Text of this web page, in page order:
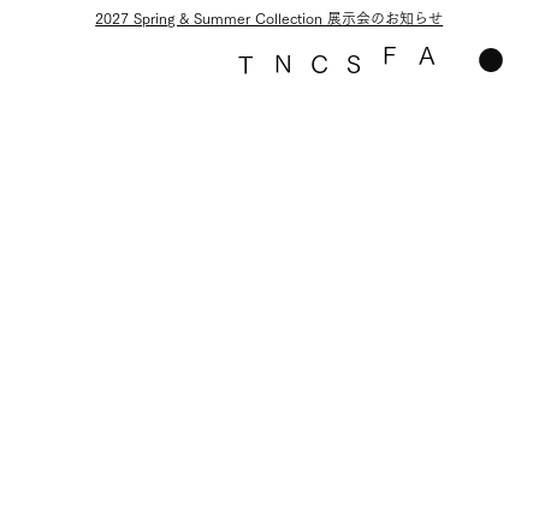
N
T C S F A
2027 Spring & Summer Collection 展示会のお知らせ